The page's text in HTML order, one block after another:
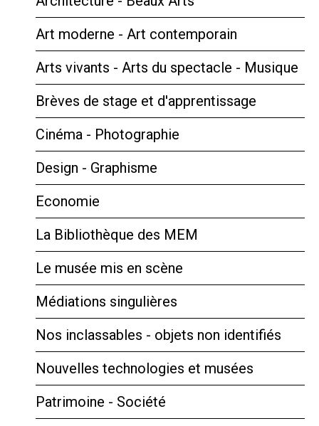
Art moderne - Art contemporain
Arts vivants - Arts du spectacle - Musique
Brèves de stage et d'apprentissage
Cinéma - Photographie
Design - Graphisme
Economie
La Bibliothèque des MEM
Le musée mis en scène
Médiations singulières
Nos inclassables - objets non identifiés
Nouvelles technologies et musées
Patrimoine - Société